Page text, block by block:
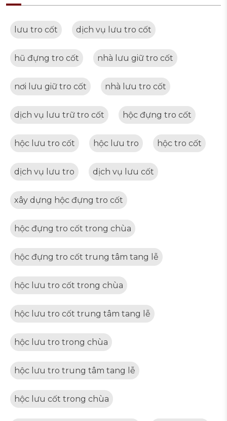
lưu tro cốt dịch vụ lưu tro cốt
hũ đựng tro cốt nhà lưu giữ tro cốt
nơi lưu giữ tro cốt nhà lưu tro cốt
dịch vụ lưu trữ tro cốt hộc đựng tro cốt
hộc lưu tro cốt hộc lưu tro hộc tro cốt
dịch vụ lưu tro dịch vụ lưu cốt
xây dựng hộc đựng tro cốt
hộc đựng tro cốt trong chùa
hộc đựng tro cốt trung tâm tang lễ
hộc lưu tro cốt trong chùa
hộc lưu tro cốt trung tâm tang lễ
hộc lưu tro trong chùa
hộc lưu tro trung tâm tang lễ
hộc lưu cốt trong chùa